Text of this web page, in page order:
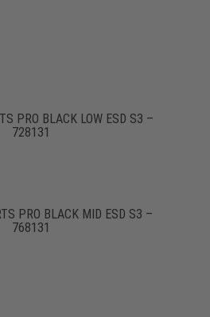
PRO BLACK LOW ESD S3 –
728131
PRO BLACK MID ESD S3 –
768131